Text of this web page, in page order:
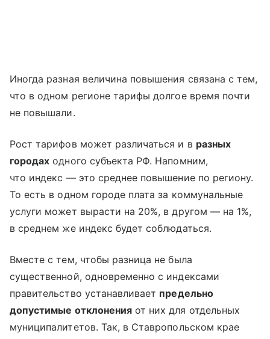
Иногда разная величина повышения связана с тем,
что в одном регионе тарифы долгое время почти
не повышали.
Рост тарифов может различаться и в разных
городах одного субъекта РФ. Напомним,
что индекс — это среднее повышение по региону.
То есть в одном городе плата за коммунальные
услуги может вырасти на 20%, в другом — на 1%,
в среднем же индекс будет соблюдаться.
Вместе с тем, чтобы разница не была
существенной, одновременно с индексами
правительство устанавливает предельно
допустимые отклонения от них для отдельных
муниципалитетов. Так, в Ставропольском крае